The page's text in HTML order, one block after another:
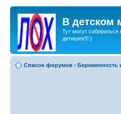
В детском
Тут могут
детишек!!!:)
Список форумов ‹ Беременность